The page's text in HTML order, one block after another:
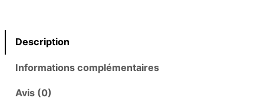
Description
Informations complémentaires
Avis (0)